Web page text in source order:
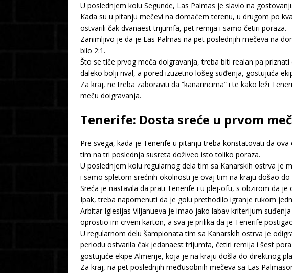
U poslednjem kolu Segunde, Las Palmas je slavio na
Kada su u pitanju mečevi na domaćem terenu, u drugom po
ostvarili čak dvanaest trijumfa, pet remija i samo četiri poraza.
Zanimljivo je da je Las Palmas na pet poslednjih mečeva na
bilo 2:1.
Što se tiče prvog meča doigravanja, treba biti realan pa
daleko bolji rival, a pored izuzetno lošeg suđenja, gostujuća
Za kraj, ne treba zaboraviti da “kanarincima” i te kako leži
meču doigravanja.
Tenerife: Dosta sreće u prvom
Pre svega, kada je Tenerife u pitanju treba konstatovati da
tim na tri poslednja susreta doživeo isto toliko poraza.
U poslednjem kolu regularnog dela tim sa Kanarskih ostrva je
i samo spletom srećnih okolnosti je ovaj tim na kraju došao do
Sreća je nastavila da prati Tenerife i u plej-ofu, s obzirom da
Ipak, treba napomenuti da je golu prethodilo igranje rukom
Arbitar Iglesijas Viljanueva je imao jako labav kriterijum
oprostio im crveni karton, a sva je prilika da je Tenerife
U regularnom delu šampionata tim sa Kanarskih ostrva je
periodu ostvarila čak jedanaest trijumfa, četiri remija i šest
gostujuće ekipe Almerije, koja je na kraju došla do direktnog
Za kraj, na pet poslednjih međusobnih mečeva sa Las